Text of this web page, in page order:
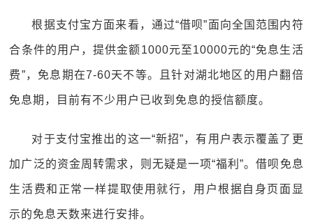
根据支付宝方面来看，通过“借呗”面向全国范围内符
合条件的用户，提供金额1000元至10000元的“免息生活
费”，免息期在7-60天不等。且针对湖北地区的用户翻倍
免息期，目前有不少用户已收到免息的授信额度。
对于支付宝推出的这一“新招”，有用户表示覆盖了更
加广泛的资金周转需求，则无疑是一项“福利”。借呗免息
生活费和正常一样提取使用就行，用户根据自身页面显
示的免息天数来进行安排。